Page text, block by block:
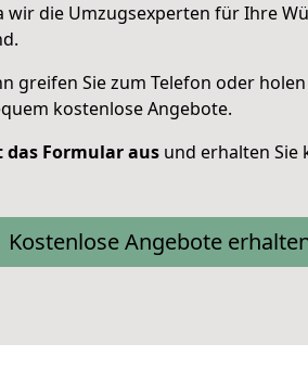
wir die Umzugsexperten für Ihre
greifen Sie zum Telefon oder
kostenlose Angebote.
das Formular aus und erhalten Sie
Kostenlose Angebote